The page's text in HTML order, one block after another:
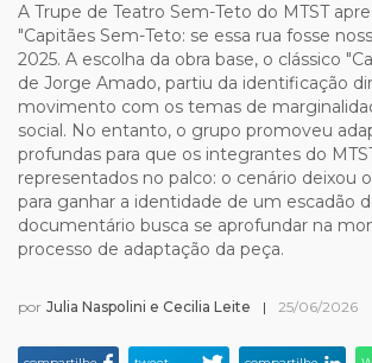
A Trupe de Teatro Sem-Teto do MTST
"Capitães Sem-Teto: se essa rua fosse
2025. A escolha da obra base, o clássico
de Jorge Amado, partiu da identificação
movimento com os temas de
social. No entanto, o grupo promoveu
profundas para que os integrantes do
representados no palco: o cenário deixou
para ganhar a identidade de um escadão
documentário busca se aprofundar na
processo de adaptação da peça.
por Julia Naspolini e Cecilia Leite | 25/06/2026